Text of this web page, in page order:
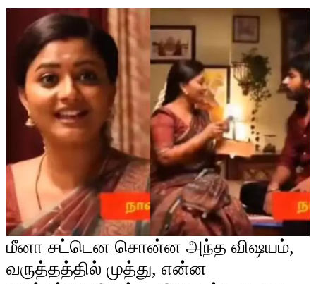
மீனா சட்டென சொன்ன அந்த விஷயம்,
வருத்தத்தில் முத்து, என்ன